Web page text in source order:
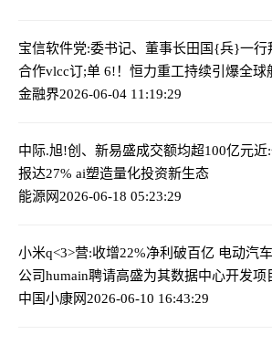
宝信软件党:委书记、董事长田国{兵}一行
合作vlcc订;单 6!！恒力重工持续引爆全球
金融界2026-06-04 11:19:29
中际.旭!创、新易盛成交额均超100亿元近
报达27% ai塑造量化投资新生态
能源网2026-06-18 05:23:29
小米q<3>营:收增22%净利破百亿 电动汽
公司humain聘请高盛为其数据中心开发
中国小康网2026-06-10 16:43:29